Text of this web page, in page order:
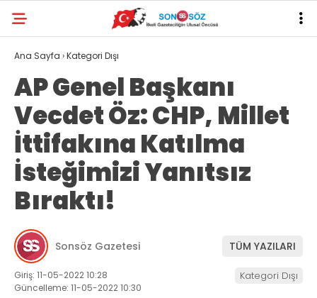
Ana Sayfa ›Kategori Dışı
AP Genel Başkanı
Vecdet Öz: CHP, Millet
İttifakına Katılma
İsteğimizi Yanıtsız
Bıraktı!
Sonsöz Gazetesi TÜM YAZILARI
Giriş: 11-05-2022 10:28
Güncelleme: 11-05-2022 10:30
Kategori Dışı